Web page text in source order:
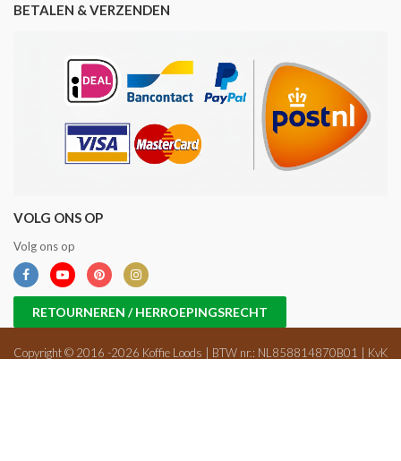
BETALEN & VERZENDEN
VOLG ONS OP
Volg ons op
RETOURNEREN / HERROEPINGSRECHT
Copyright © 2016 -2026 Koffie Loods | BTW nr.: NL858814870B01 | KvK